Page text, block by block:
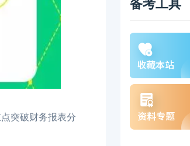
突破财务报表分
备考工具